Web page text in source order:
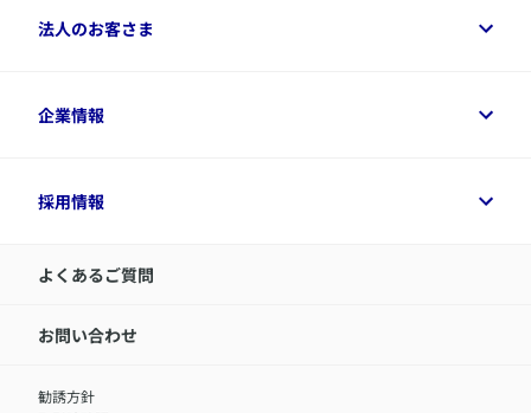
資料請求
変額保険各種情報
ご契約者さまトップ
デジタル約款
令和8年（2026年）分の生命保険料控除証明書について
アクサのネット完結保険（旧アクサダイレクト生命）
法人のお客さま
法人のお客さまトップ
経営者サポートサービス
企業情報
企業情報トップ
アクサ生命が選ばれる理由
IR情報
サステナビリティの取り組み
​お客さまを金融犯罪からお守りするために
採用情報
採用情報トップ
中途採用：内勤正社員
職）
よくあるご質問
お問い合わせ
勧誘方針